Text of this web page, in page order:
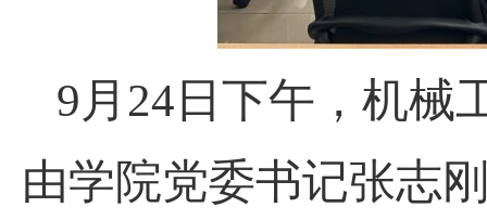
9月24日下午，机械
由学院党委书记张志